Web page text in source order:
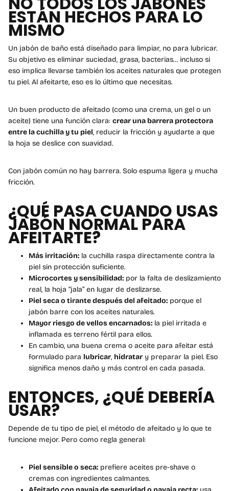
ESTÁN HECHOS PARA LO
MISMO
Un jabón de baño está diseñado para limpiar, no para lubricar.
Su objetivo es eliminar suciedad, grasa, bacterias… incluso si
eso implica llevarse también los aceites naturales que protegen
tu piel. Al afeitarte, eso es lo último que necesitas.
Un buen producto de afeitado (como una crema, un gel o un
aceite) tiene una función clara: crear una barrera protectora
entre la cuchilla y tu piel, reducir la fricción y ayudarte a que
la hoja se deslice con suavidad.
Con jabón común no hay barrera. Solo espuma ligera y mucha
fricción.
¿QUÉ PASA CUANDO USAS
JABÓN NORMAL PARA
AFEITARTE?
Más irritación: la cuchilla raspa directamente contra la
piel sin protección suficiente.
Microcortes y sensibilidad: por la falta de deslizamiento
real, la hoja “jala” en lugar de deslizarse.
Piel seca o tirante después del afeitado: porque el
jabón barre con los aceites naturales.
Mayor riesgo de vellos encarnados: la piel irritada e
inflamada es terreno fértil para ellos.
En cambio, una buena crema o aceite para afeitar está
formulado para lubricar, hidratar y preparar la piel. Eso
significa menos daño y más control en cada pasada.
ENTONCES, ¿QUÉ DEBERÍA
USAR?
Depende de tu tipo de piel, el método de afeitado y lo que te
funcione mejor. Pero como regla general:
Piel sensible o seca: prefiere aceites pre-shave o
cremas con ingredientes calmantes.